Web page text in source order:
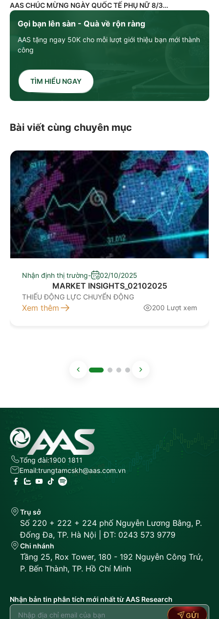
Gọi bạn lên sàn - Quà về rộn ràng
AAS tặng ngay 50K cho mỗi lượt giới thiệu bạn mới thành
công
TÌM HIỂU NGAY
AAS CHÚC MỪNG NGÀY QUỐC TẾ PHỤ NỮ 8/3
Bài viết cùng chuyên mục
Nhận định thị trường- 02/10/2025
MARKET INSIGHTS_02102025
THIẾU ĐỘNG LỰC CHUYỂN ĐỘNG
Xem thêm 200 Lượt xem
Tổng đài:1900 1811
Email:trungtamcskh@aas.com.vn
Trụ sở
Số 220 + 222 + 224 phố Nguyễn Lương Bằng, P.
Đống Đa, TP. Hà Nội | ĐT: 0243 573 9779
Chi nhánh
Tầng 25, Rox Tower, 180 - 192 Nguyễn Công Trứ,
P. Bến Thành, TP. Hồ Chí Minh
Nhận bản tin phân tích mới nhất từ AAS Research
GỬI